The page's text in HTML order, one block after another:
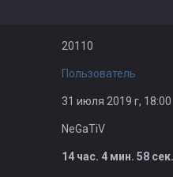
20110
Пользователь
31 июля 2019 г, 18:00
NeGaTiV
14 час. 4 мин. 58 сек.